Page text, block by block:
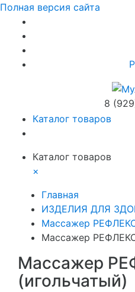
Полная версия сайта
8
Каталог товаров
Каталог товаров
×
Главная
ИЗДЕЛИЯ ДЛЯ
Массажер
Массажер
Массажер
(игольчатый)